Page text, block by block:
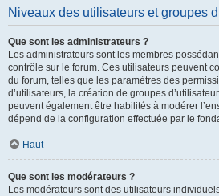
Niveaux des utilisateurs et groupes
Que sont les administrateurs ?
Les administrateurs sont les membres
contrôle sur le forum. Ces utilisateurs peuvent
du forum, telles que les paramètres des
d’utilisateurs, la création de groupes
peuvent également être habilités à modérer
dépend de la configuration effectuée par le
Haut
Que sont les modérateurs ?
Les modérateurs sont des utilisateurs